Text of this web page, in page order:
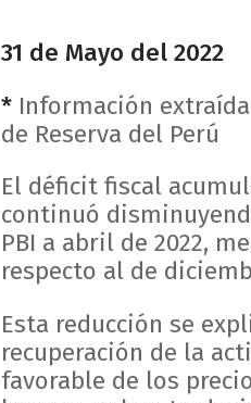
31 de Mayo del 2022
* Información
de Reserva del Perú
El déficit fiscal
continuó
PBI a abril de 2022,
respecto al de
Esta reducción se
recuperación de la
favorable de los